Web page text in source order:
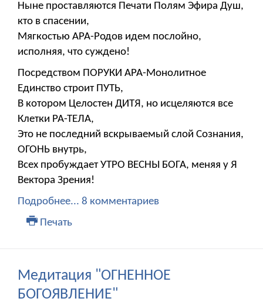
Ныне проставляются Печати Полям Эфира Душ,
кто в спасении,
Мягкостью АРА-Родов идем послойно,
исполняя, что суждено!
Посредством ПОРУКИ АРА-Монолитное
Единство строит ПУТЬ,
В котором Целостен ДИТЯ, но исцеляются все
Клетки РА-ТЕЛА,
Это не последний вскрываемый слой Сознания,
ОГОНЬ внутрь,
Всех пробуждает УТРО ВЕСНЫ БОГА, меняя у Я
Вектора Зрения!
Подробнее... 8 комментариев
Печать
Медитация "ОГНЕННОЕ
БОГОЯВЛЕНИЕ"